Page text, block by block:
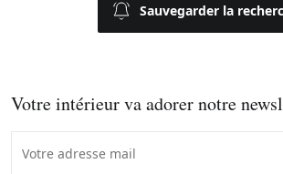
Sauvegarder la
Votre intérieur va adorer notre